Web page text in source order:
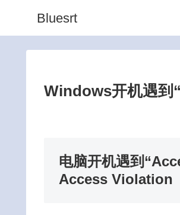
Bluesrt
Windows开机遇到
电脑开机遇到
Access Violation